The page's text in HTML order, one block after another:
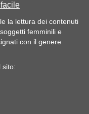
la lettura dei contenuti
femminili e
con il genere
sito: